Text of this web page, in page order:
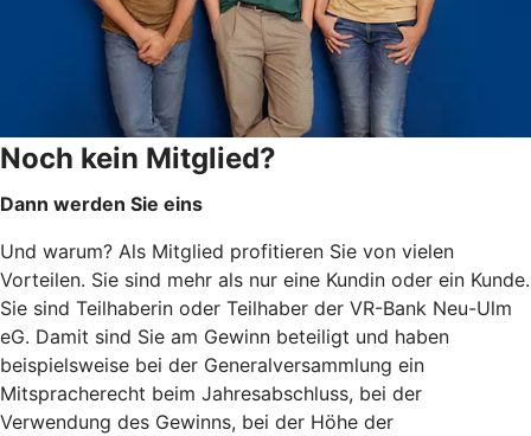
Noch kein Mitglied?
Dann werden Sie eins
Und warum? Als Mitglied profitieren Sie von vielen
Vorteilen. Sie sind mehr als nur eine Kundin oder ein Kunde.
Sie sind Teilhaberin oder Teilhaber der VR-Bank Neu-Ulm
eG. Damit sind Sie am Gewinn beteiligt und haben
beispielsweise bei der Generalversammlung ein
Mitspracherecht beim Jahresabschluss, bei der
Verwendung des Gewinns, bei der Höhe der